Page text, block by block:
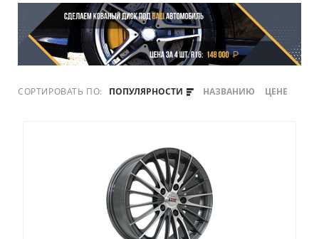
СОРТИРОВАТЬ ПО: ПОПУЛЯРНОСТИ НАЗВАНИЮ ЦЕНЕ